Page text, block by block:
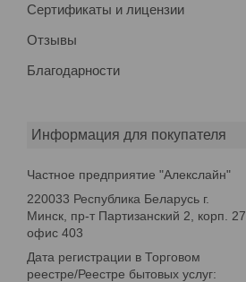
Сертификаты и лицензии
Отзывы
Благодарности
Информация для покупателя
Частное предприятие "Алекслайн"
220033 Республика Беларусь г.
Минск, пр-т Партизанский 2, корп. 27,
офис 403
Дата регистрации в Торговом
реестре/Реестре бытовых услуг: